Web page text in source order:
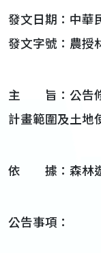
發文日期：中華
發文字號：農授
主 旨：公告修
計畫範圍及土地
依 據：森林遊
公告事項：